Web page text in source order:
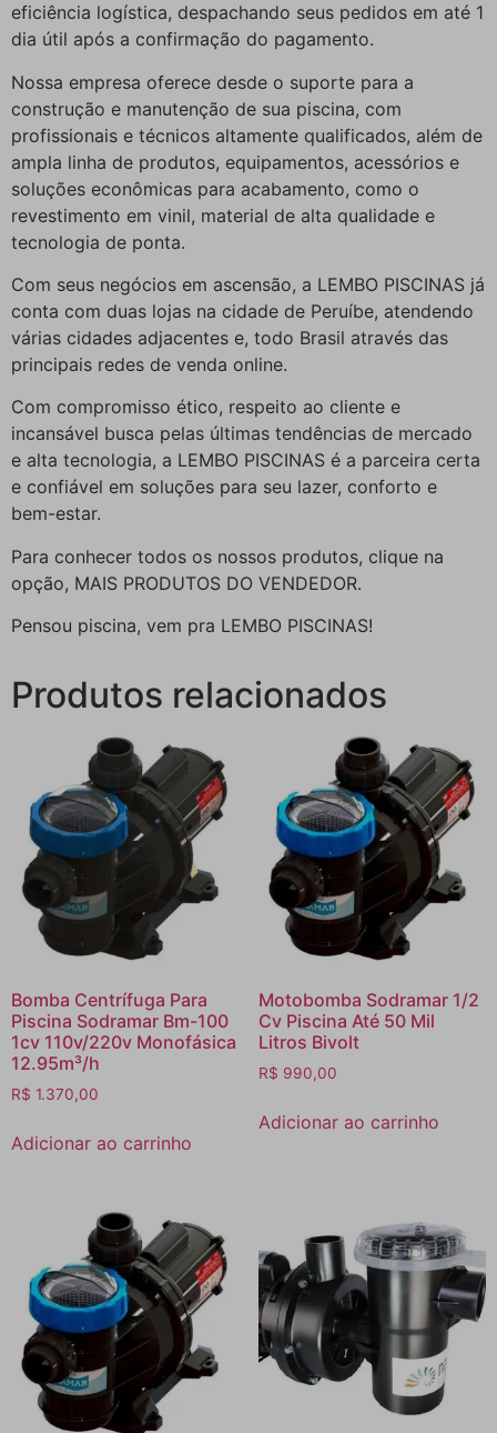
eficiência logística, despachando seus pedidos em até 1
dia útil após a confirmação do pagamento.
Nossa empresa oferece desde o suporte para a
construção e manutenção de sua piscina, com
profissionais e técnicos altamente qualificados, além de
ampla linha de produtos, equipamentos, acessórios e
soluções econômicas para acabamento, como o
revestimento em vinil, material de alta qualidade e
tecnologia de ponta.
Com seus negócios em ascensão, a LEMBO PISCINAS já
conta com duas lojas na cidade de Peruíbe, atendendo
várias cidades adjacentes e, todo Brasil através das
principais redes de venda online.
Com compromisso ético, respeito ao cliente e
incansável busca pelas últimas tendências de mercado
e alta tecnologia, a LEMBO PISCINAS é a parceira certa
e confiável em soluções para seu lazer, conforto e
bem-estar.
Para conhecer todos os nossos produtos, clique na
opção, MAIS PRODUTOS DO VENDEDOR.
Pensou piscina, vem pra LEMBO PISCINAS!
Produtos relacionados
Bomba Centrífuga Para
Piscina Sodramar Bm-100
1cv 110v/220v Monofásica
12.95m³/h
R$ 1.370,00
Adicionar ao carrinho
Motobomba Sodramar 1/2
Cv Piscina Até 50 Mil
Litros Bivolt
R$ 990,00
Adicionar ao carrinho